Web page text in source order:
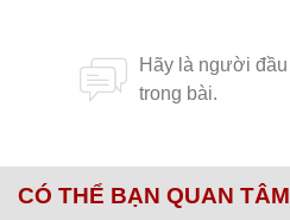
CÓ THỂ BẠN QUAN TÂM